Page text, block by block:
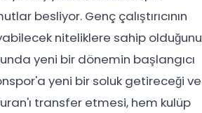
besliyor. Genç çalıştırıcının
niteliklere sahip olduğunu
yeni bir dönemin başlangıcı
yeni bir soluk getireceği ve
transfer etmesi, hem kulüp